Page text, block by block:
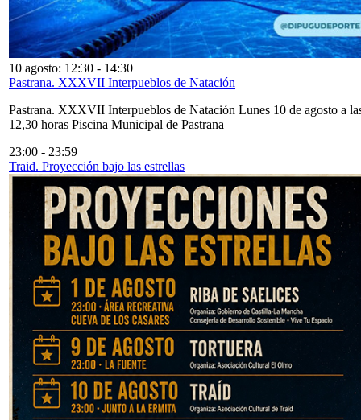
10 agosto: 12:30 - 14:30
Pastrana. XXXVII Interpueblos de Natación
Pastrana. XXXVII Interpueblos de Natación Lunes 10 de agosto a
12,30 horas Piscina Municipal de Pastrana
23:00 - 23:59
Traid. Proyección bajo las estrellas